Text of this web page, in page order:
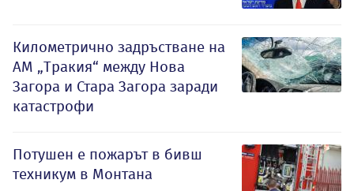
Километрично задръстване на
АМ „Тракия“ между Нова
Загора и Стара Загора заради
катастрофи
Потушен е пожарът в бивш
техникум в Монтана